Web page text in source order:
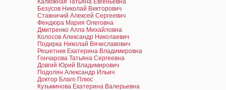
Калюжная Татьяна Евгеньевна
Безусов Николай Викторович
Ставничий Алексей Сергеевич
Фендюра Мария Олеговна
Дмитренко Алла Михайловна
Колосов Александр Николаевич
Подирка Николай Вячеславович
Решетник Екатерина Владимировна
Гончарова Татьяна Сергеевна
Довгий Юрий Владимирович
Подолян Александр Ильич
Доктор Благо Плюс
Кузьминова Екатерина Валерьевна